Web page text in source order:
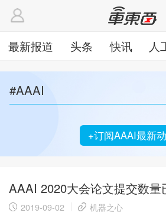
最新报道 头条 快讯 人
#AAAI
+订阅AAAI最新
AAAI 2020大会论文提交数量
2019-09-02 机器之心